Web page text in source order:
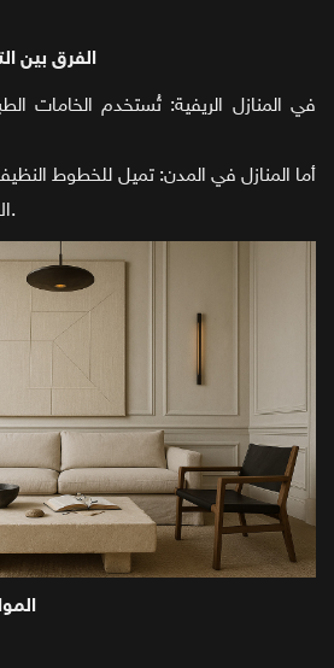
الفرق بين
في المنازل الريفية: تُستخدم الخامات
أما المنازل في المدن: تميل للخطوط
الابتعاد عن الجذور التقليدية.
2-